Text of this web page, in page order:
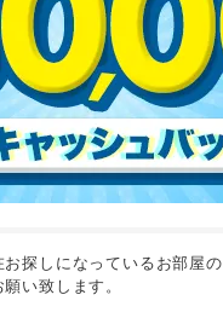
探しになっているお部屋
い致します。